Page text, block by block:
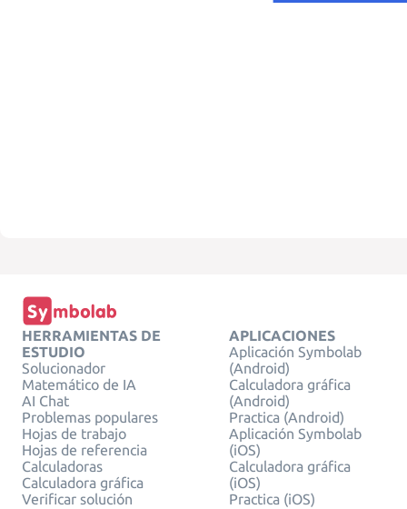
HERRAMIENTAS DE
ESTUDIO
Solucionador
Matemático de IA
AI Chat
Problemas populares
Hojas de trabajo
Hojas de referencia
Calculadoras
Calculadora gráfica
Verificar solución
APLICACIONES
Aplicación Symbolab
(Android)
Calculadora gráfica
(Android)
Practica (Android)
Aplicación Symbolab
(iOS)
Calculadora gráfica
(iOS)
Practica (iOS)